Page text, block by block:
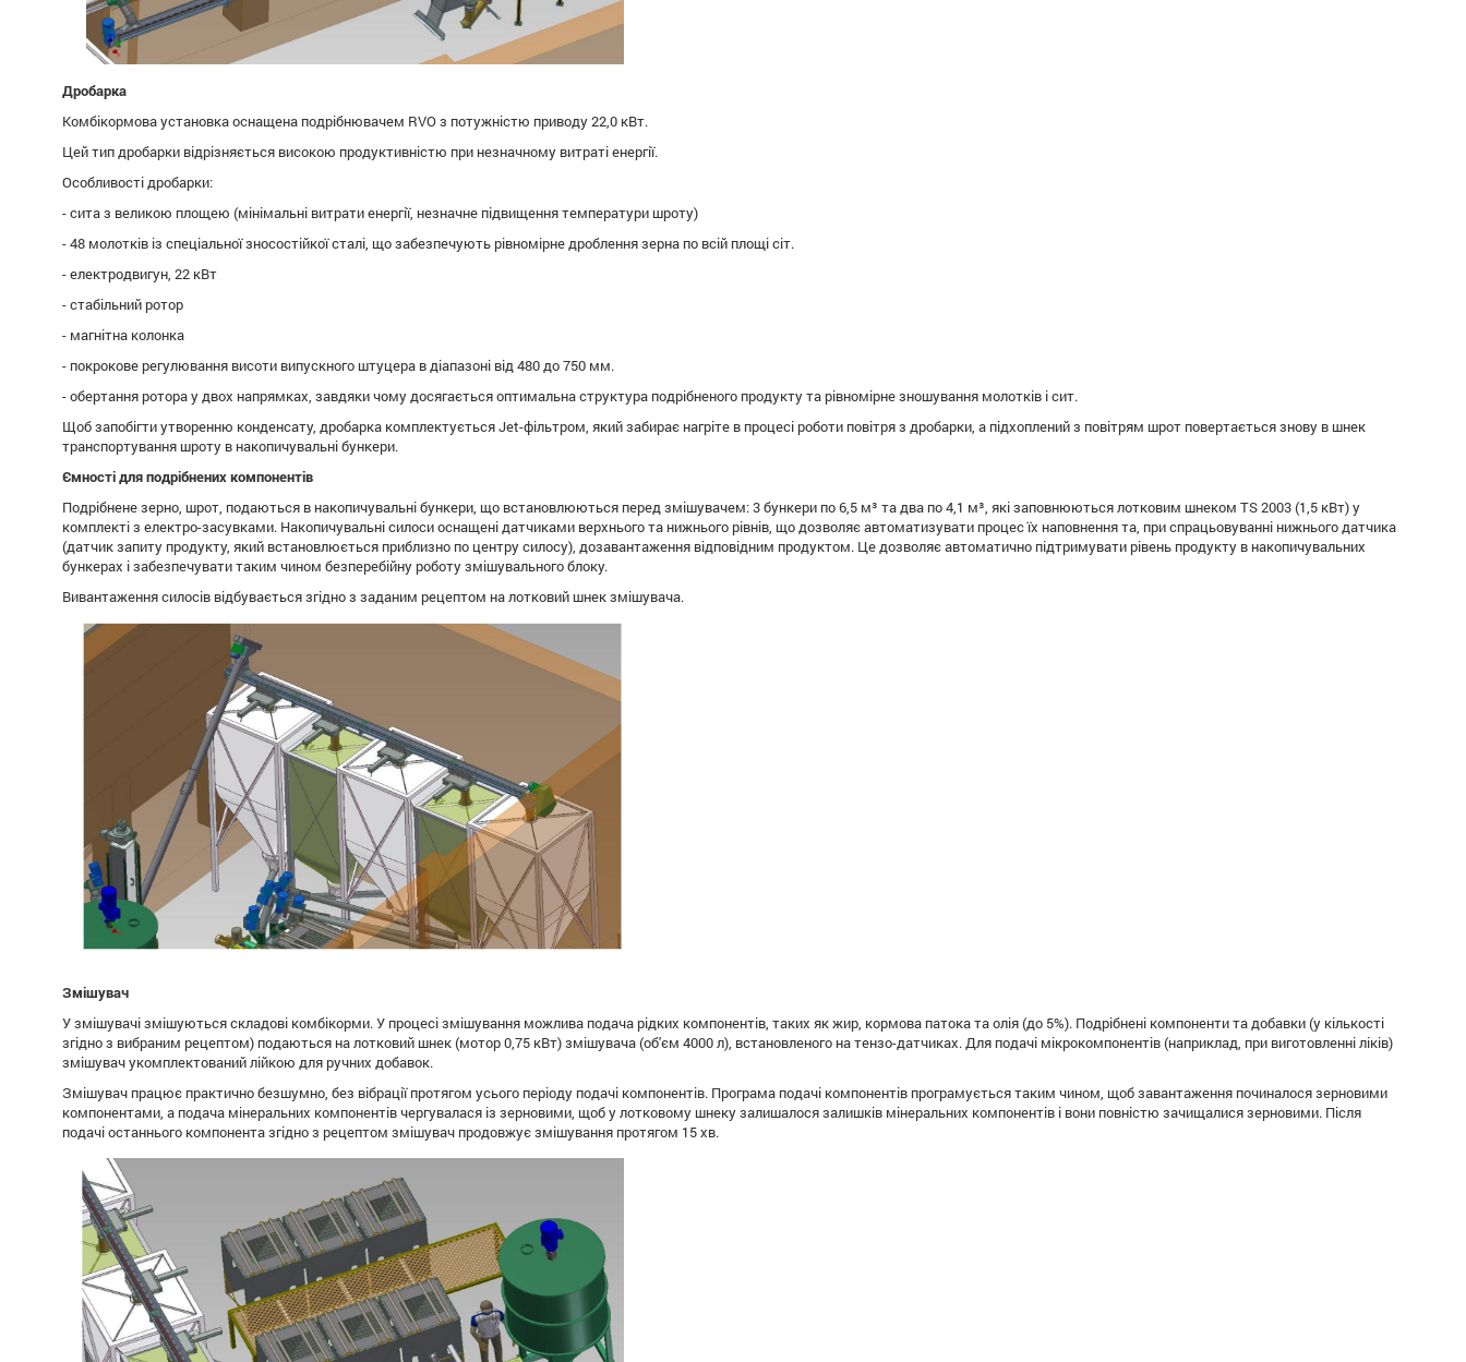
Дробарка
Комбікормова установка оснащена подрібнювачем RVO з потужністю приводу 22,0 кВт.
Цей тип дробарки відрізняється високою продуктивністю при незначному витраті енергії.
Особливості дробарки:
- сита з великою площею (мінімальні витрати енергії, незначне підвищення температури шроту)
- 48 молотків із спеціальної зносостійкої сталі, що забезпечують рівномірне дроблення зерна по всій площі сіт.
- електродвигун, 22 кВт
- стабільний ротор
- магнітна колонка
- покрокове регулювання висоти випускного штуцера в діапазоні від 480 до 750 мм.
- обертання ротора у двох напрямках, завдяки чому досягається оптимальна структура подрібненого продукту та рівномірне зношування молотків і сит.
Щоб запобігти утворенню конденсату, дробарка комплектується Jet-фільтром, який забирає нагріте в процесі роботи повітря з дробарки, а підхоплений з повітрям шрот повертається знову в шнек
транспортування шроту в накопичувальні бункери.
Ємності для подрібнених компонентів
Подрібнене зерно, шрот, подаються в накопичувальні бункери, що встановлюються перед змішувачем: 3 бункери по 6,5 м³ та два по 4,1 м³, які заповнюються лотковим шнеком TS 2003 (1,5 кВт) у
комплекті з електро-засувками. Накопичувальні силоси оснащені датчиками верхнього та нижнього рівнів, що дозволяє автоматизувати процес їх наповнення та, при спрацьовуванні нижнього датчика
(датчик запиту продукту, який встановлюється приблизно по центру силосу), дозавантаження відповідним продуктом. Це дозволяє автоматично підтримувати рівень продукту в накопичувальних
бункерах і забезпечувати таким чином безперебійну роботу змішувального блоку.
Вивантаження силосів відбувається згідно з заданим рецептом на лотковий шнек змішувача.
Змішувач
У змішувачі змішуються складові комбікорми. У процесі змішування можлива подача рідких компонентів, таких як жир, кормова патока та олія (до 5%). Подрібнені компоненти та добавки (у кількості
згідно з вибраним рецептом) подаються на лотковий шнек (мотор 0,75 кВт) змішувача (об'єм 4000 л), встановленого на тензо-датчиках. Для подачі мікрокомпонентів (наприклад, при виготовленні ліків)
змішувач укомплектований лійкою для ручних добавок.
Змішувач працює практично безшумно, без вібрації протягом усього періоду подачі компонентів. Програма подачі компонентів програмується таким чином, щоб завантаження починалося зерновими
компонентами, а подача мінеральних компонентів чергувалася із зерновими, щоб у лотковому шнеку залишалося залишків мінеральних компонентів і вони повністю зачищалися зерновими. Після
подачі останнього компонента згідно з рецептом змішувач продовжує змішування протягом 15 хв.